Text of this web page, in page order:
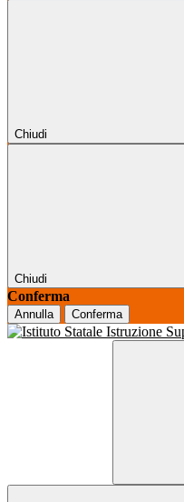
Chiudi
Chiudi
Conferma
Annulla Conferma